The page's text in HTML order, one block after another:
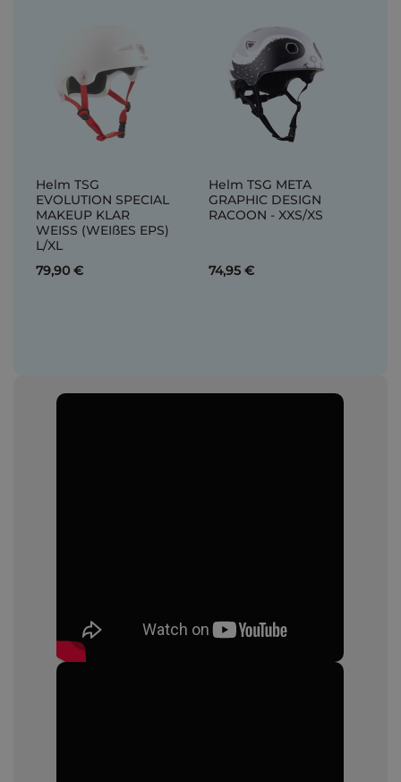
Helm TSG
EVOLUTION SPECIAL
MAKEUP KLAR
WEISS (WEIßES EPS)
L/XL
79,90 €
Helm TSG META
GRAPHIC DESIGN
RACOON - XXS/XS
74,95 €